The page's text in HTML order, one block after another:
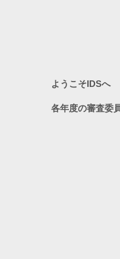
ようこそIDSへ
各年度の審査委